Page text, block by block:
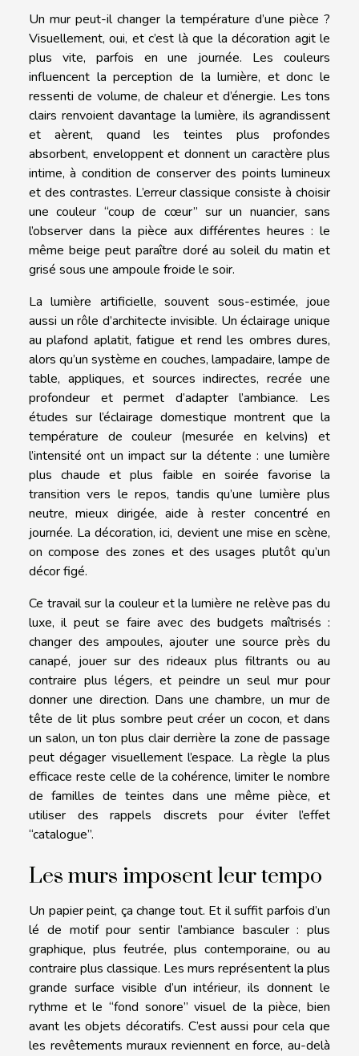
Un mur peut-il changer la température d’une pièce ?
Visuellement, oui, et c’est là que la décoration agit le
plus vite, parfois en une journée. Les couleurs
influencent la perception de la lumière, et donc le
ressenti de volume, de chaleur et d’énergie. Les tons
clairs renvoient davantage la lumière, ils agrandissent
et aèrent, quand les teintes plus profondes
absorbent, enveloppent et donnent un caractère plus
intime, à condition de conserver des points lumineux
et des contrastes. L’erreur classique consiste à choisir
une couleur “coup de cœur” sur un nuancier, sans
l’observer dans la pièce aux différentes heures : le
même beige peut paraître doré au soleil du matin et
grisé sous une ampoule froide le soir.
La lumière artificielle, souvent sous-estimée, joue
aussi un rôle d’architecte invisible. Un éclairage unique
au plafond aplatit, fatigue et rend les ombres dures,
alors qu’un système en couches, lampadaire, lampe de
table, appliques, et sources indirectes, recrée une
profondeur et permet d’adapter l’ambiance. Les
études sur l’éclairage domestique montrent que la
température de couleur (mesurée en kelvins) et
l’intensité ont un impact sur la détente : une lumière
plus chaude et plus faible en soirée favorise la
transition vers le repos, tandis qu’une lumière plus
neutre, mieux dirigée, aide à rester concentré en
journée. La décoration, ici, devient une mise en scène,
on compose des zones et des usages plutôt qu’un
décor figé.
Ce travail sur la couleur et la lumière ne relève pas du
luxe, il peut se faire avec des budgets maîtrisés :
changer des ampoules, ajouter une source près du
canapé, jouer sur des rideaux plus filtrants ou au
contraire plus légers, et peindre un seul mur pour
donner une direction. Dans une chambre, un mur de
tête de lit plus sombre peut créer un cocon, et dans
un salon, un ton plus clair derrière la zone de passage
peut dégager visuellement l’espace. La règle la plus
efficace reste celle de la cohérence, limiter le nombre
de familles de teintes dans une même pièce, et
utiliser des rappels discrets pour éviter l’effet
“catalogue”.
Les murs imposent leur tempo
Un papier peint, ça change tout. Et il suffit parfois d’un
lé de motif pour sentir l’ambiance basculer : plus
graphique, plus feutrée, plus contemporaine, ou au
contraire plus classique. Les murs représentent la plus
grande surface visible d’un intérieur, ils donnent le
rythme et le “fond sonore” visuel de la pièce, bien
avant les objets décoratifs. C’est aussi pour cela que
les revêtements muraux reviennent en force, au-delà